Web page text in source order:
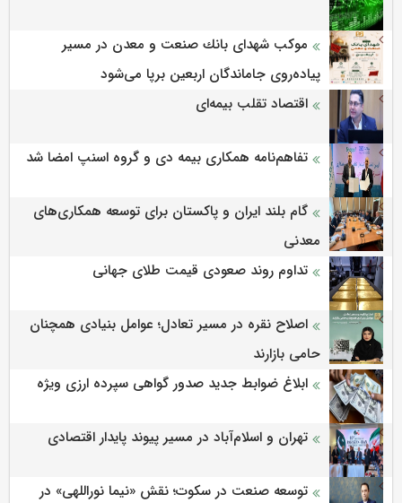
موكب شهدای بانك صنعت و معدن در مسیر
پیاده‌روی جاماندگان اربعین برپا می‌شود
اقتصاد تقلب بیمه‌ای
تفاهم‌نامه همکاری بیمه دی و گروه اسنپ امضا شد
گام بلند ایران و پاکستان برای توسعه همکاری‌های
معدنی
تداوم روند صعودی قیمت طلای جهانی
اصلاح نقره در مسیر تعادل؛ عوامل بنیادی همچنان
حامی بازارند
ابلاغ ضوابط جدید صدور گواهی سپرده ارزی ویژه
تهران و اسلام‌آباد در مسیر پیوند پایدار اقتصادی
توسعه صنعت در سکوت؛ نقش «نیما نوراللهی» در